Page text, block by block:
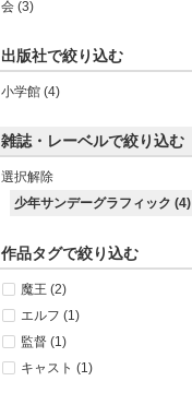
会 (3)
出版社で絞り込む
小学館 (4)
雑誌・レーベルで絞り込む
選択解除
少年サンデーグラフィック (4)
作品タグで絞り込む
魔王 (2)
エルフ (1)
監督 (1)
キャスト (1)